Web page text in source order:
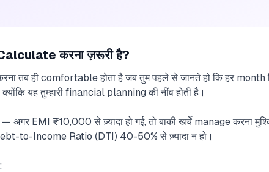
करना ज़रूरी है?
तब ही comfortable होता है जब तुम पहले से जानते हो कि हर month
यह तुम्हारी financial planning की नींव होती है।
अगर EMI ₹10,000 से ज़्यादा हो गई, तो बाकी खर्चे manage करना
to-Income Ratio (DTI) 40-50% से ज़्यादा न हो।